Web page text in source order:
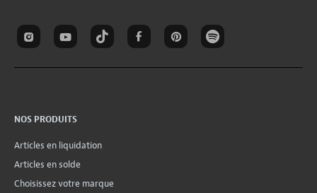
NOS PRODUITS
Articles en liquidation
Articles en solde
Choisissez votre marque